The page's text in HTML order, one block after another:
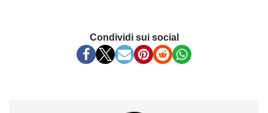
Condividi sui social